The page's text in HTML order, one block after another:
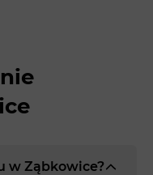
w Ząbkowice?